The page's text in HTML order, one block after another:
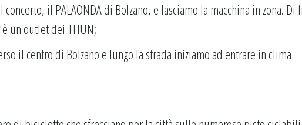
il PALAONDA di Bolzano, e lasciamo la macchina in zona. Di
un outlet dei THUN;
il centro di Bolzano e lungo la strada iniziamo ad entrare in clima